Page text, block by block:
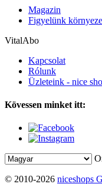
Magazin
Figyelünk
VitalAbo
Kapcsolat
Rólunk
Üzleteink - nice
Kövessen minket itt:
© 2010-2026 niceshops